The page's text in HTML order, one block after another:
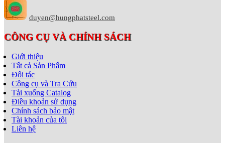
duyen@hungphatsteel.com
CÔNG CỤ VÀ CHÍNH SÁCH
Giới thiệu
Tất cả Sản Phẩm
Đối tác
Công cụ và Tra Cứu
Tải xuống Catalog
Điều khoản sử dụng
Chính sách bảo mật
Tài khoản của tôi
Liên hệ